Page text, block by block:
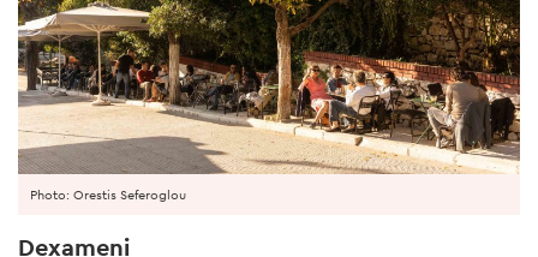
Dexameni
Photo: Orestis Seferoglou